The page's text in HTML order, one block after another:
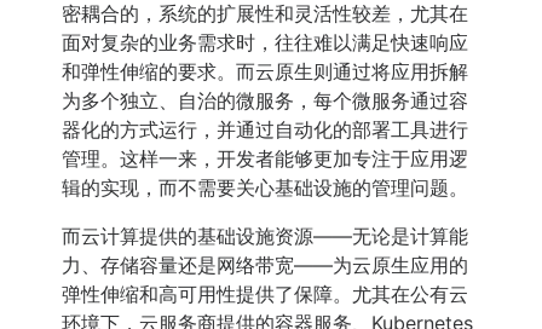
密耦合的，系统的扩展性和灵活性较差，尤其在
面对复杂的业务需求时，往往难以满足快速响应
和弹性伸缩的要求。而云原生则通过将应用拆解
为多个独立、自治的微服务，每个微服务通过容
器化的方式运行，并通过自动化的部署工具进行
管理。这样一来，开发者能够更加专注于应用逻
辑的实现，而不需要关心基础设施的管理问题。
而云计算提供的基础设施资源——无论是计算能
力、存储容量还是网络带宽——为云原生应用的
弹性伸缩和高可用性提供了保障。尤其在公有云
环境下，云服务商提供的容器服务、Kubernetes